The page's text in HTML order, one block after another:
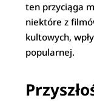
ten przyciąga
niektóre z
kultowych,
popularnej.